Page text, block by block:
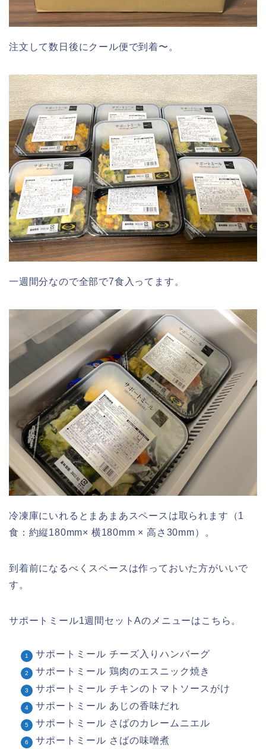
注文して数日後にクール便で到着〜。
一週間分なので全部で7食入ってます。
冷凍庫にいれるとまあまあスペースは取られます（1
食：約縦180mm× 横180mm × 高さ30mm）。
到着前になるべくスペースは作っておいた方がいいで
す。
サポートミール1週間セットAのメニューはこちら。
サポートミール チーズ入りハンバーグ
サポートミール 鶏肉のエスニック焼き
サポートミール チキンのトマトソースがけ
サポートミール あじの香味だれ
サポートミール さばのカレームニエル
サポートミール さばの味噌煮